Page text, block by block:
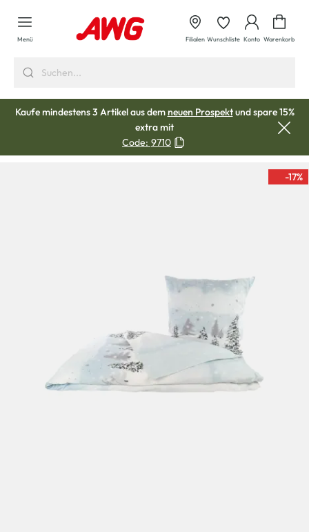
springen
Menü Filialen Wunschliste Konto Warenkorb
Kaufe mindestens 3 Artikel aus demneuen Prospektund spare 15%
extra mit
Code: 9710
-17%